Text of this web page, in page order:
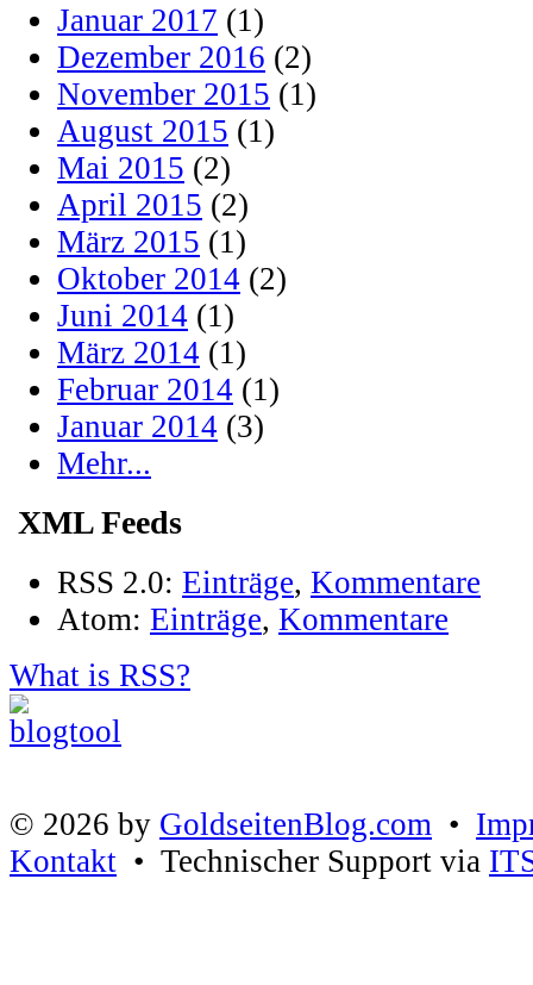
Januar 2017 (1)
Dezember 2016 (2)
November 2015 (1)
August 2015 (1)
Mai 2015 (2)
April 2015 (2)
März 2015 (1)
Oktober 2014 (2)
Juni 2014 (1)
März 2014 (1)
Februar 2014 (1)
Januar 2014 (3)
Mehr...
XML Feeds
RSS 2.0: Einträge, Kommentare
Atom: Einträge, Kommentare
What is RSS?
© 2026 by GoldseitenBlog.com •
Kontakt • Technischer Support via